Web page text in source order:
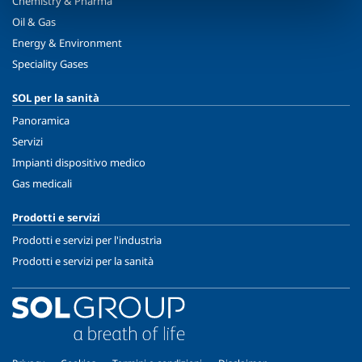
Oil & Gas
Energy & Environment
Speciality Gases
SOL per la sanità
Panoramica
Servizi
Impianti dispositivo medico
Gas medicali
Prodotti e servizi
Prodotti e servizi per l'industria
Prodotti e servizi per la sanità